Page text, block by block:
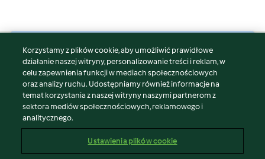
© Copyright 2026
Warunki korzystania
Polityka prywatności
Disclaimer
Znak wydawcy
Zgłoś treść
Korzystamy z plików cookie, aby umożliwić prawidłowe
działanie naszej witryny, personalizowanie treści i reklam, w
celu zapewnienia funkcji w mediach społecznościowych
oraz analizy ruchu. Udostępniamy również informacje na
temat korzystania z naszej witryny naszymi partnerom z
sektora mediów społecznościowych, reklamowego i
analitycznego.
Ustawienia plików cookie